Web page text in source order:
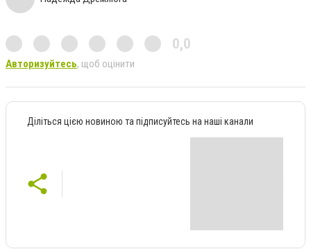
0,0
Авторизуйтесь, щоб оцінити
Діліться цією новиною та підписуйтесь на наші канали